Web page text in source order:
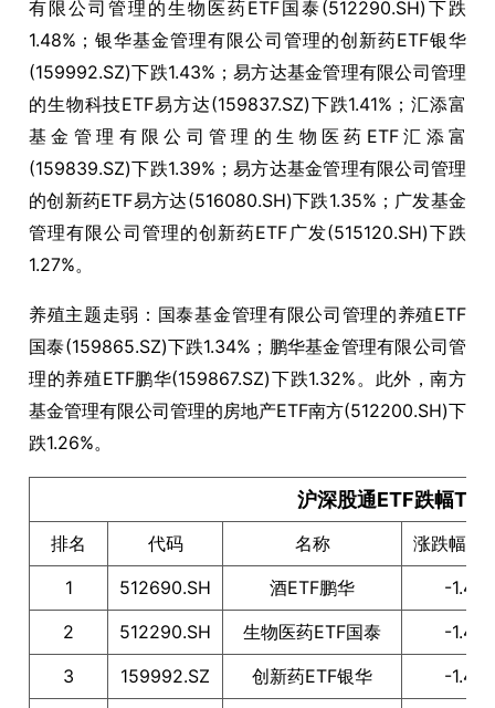
有限公司管理的生物医药ETF国泰(512290.SH)下跌
1.48%；银华基金管理有限公司管理的创新药ETF银华
(159992.SZ)下跌1.43%；易方达基金管理有限公司管理
的生物科技ETF易方达(159837.SZ)下跌1.41%；汇添富
基金管理有限公司管理的生物医药ETF汇添富
(159839.SZ)下跌1.39%；易方达基金管理有限公司管理
的创新药ETF易方达(516080.SH)下跌1.35%；广发基金
管理有限公司管理的创新药ETF广发(515120.SH)下跌
1.27%。
养殖主题走弱：国泰基金管理有限公司管理的养殖ETF
国泰(159865.SZ)下跌1.34%；鹏华基金管理有限公司管
理的养殖ETF鹏华(159867.SZ)下跌1.32%。此外，南方
基金管理有限公司管理的房地产ETF南方(512200.SH)下
跌1.26%。
沪深股通ETF跌幅
排名 代码 名称
涨跌幅（
1
512690.SH 酒ETF鹏华
-1.49
2
512290.SH 生物医药ETF国泰
-1.48
3
159992.SZ 创新药ETF银华
-1.43